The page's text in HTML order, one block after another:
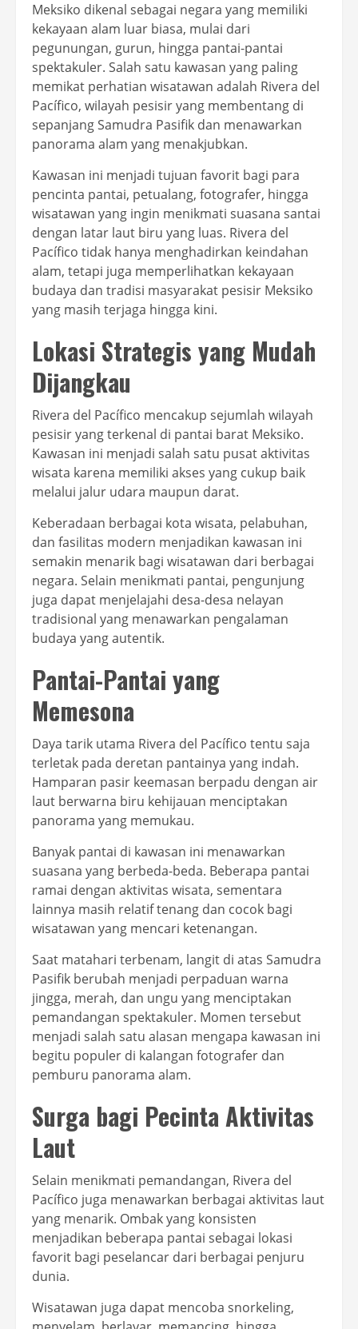
Meksiko dikenal sebagai negara yang memiliki
kekayaan alam luar biasa, mulai dari
pegunungan, gurun, hingga pantai-pantai
spektakuler. Salah satu kawasan yang paling
memikat perhatian wisatawan adalah Rivera del
Pacífico, wilayah pesisir yang membentang di
sepanjang Samudra Pasifik dan menawarkan
panorama alam yang menakjubkan.
Kawasan ini menjadi tujuan favorit bagi para
pencinta pantai, petualang, fotografer, hingga
wisatawan yang ingin menikmati suasana santai
dengan latar laut biru yang luas. Rivera del
Pacífico tidak hanya menghadirkan keindahan
alam, tetapi juga memperlihatkan kekayaan
budaya dan tradisi masyarakat pesisir Meksiko
yang masih terjaga hingga kini.
Lokasi Strategis yang Mudah
Dijangkau
Rivera del Pacífico mencakup sejumlah wilayah
pesisir yang terkenal di pantai barat Meksiko.
Kawasan ini menjadi salah satu pusat aktivitas
wisata karena memiliki akses yang cukup baik
melalui jalur udara maupun darat.
Keberadaan berbagai kota wisata, pelabuhan,
dan fasilitas modern menjadikan kawasan ini
semakin menarik bagi wisatawan dari berbagai
negara. Selain menikmati pantai, pengunjung
juga dapat menjelajahi desa-desa nelayan
tradisional yang menawarkan pengalaman
budaya yang autentik.
Pantai-Pantai yang
Memesona
Daya tarik utama Rivera del Pacífico tentu saja
terletak pada deretan pantainya yang indah.
Hamparan pasir keemasan berpadu dengan air
laut berwarna biru kehijauan menciptakan
panorama yang memukau.
Banyak pantai di kawasan ini menawarkan
suasana yang berbeda-beda. Beberapa pantai
ramai dengan aktivitas wisata, sementara
lainnya masih relatif tenang dan cocok bagi
wisatawan yang mencari ketenangan.
Saat matahari terbenam, langit di atas Samudra
Pasifik berubah menjadi perpaduan warna
jingga, merah, dan ungu yang menciptakan
pemandangan spektakuler. Momen tersebut
menjadi salah satu alasan mengapa kawasan ini
begitu populer di kalangan fotografer dan
pemburu panorama alam.
Surga bagi Pecinta Aktivitas
Laut
Selain menikmati pemandangan, Rivera del
Pacífico juga menawarkan berbagai aktivitas laut
yang menarik. Ombak yang konsisten
menjadikan beberapa pantai sebagai lokasi
favorit bagi peselancar dari berbagai penjuru
dunia.
Wisatawan juga dapat mencoba snorkeling,